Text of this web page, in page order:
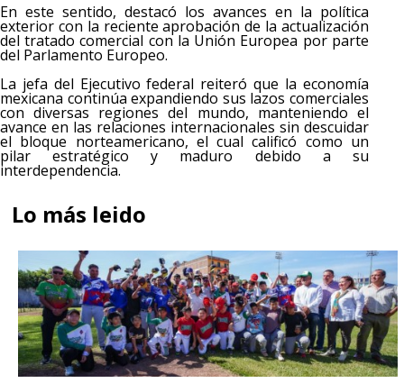
En este sentido, destacó los avances en la política
exterior con la reciente aprobación de la actualización
del tratado comercial con la Unión Europea por parte
del Parlamento Europeo.
La jefa del Ejecutivo federal reiteró que la economía
mexicana continúa expandiendo sus lazos comerciales
con diversas regiones del mundo, manteniendo el
avance en las relaciones internacionales sin descuidar
el bloque norteamericano, el cual calificó como un
pilar estratégico y maduro debido a su
interdependencia.
Lo más leido